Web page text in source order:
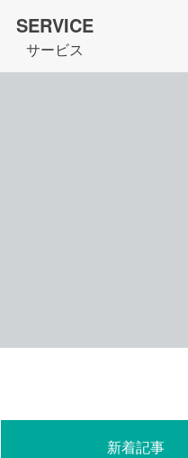
SERVICE
サービス
新着記事